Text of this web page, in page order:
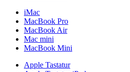
iMac
MacBook Pro
MacBook Air
Mac mini
MacBook Mini
Apple Tastatur